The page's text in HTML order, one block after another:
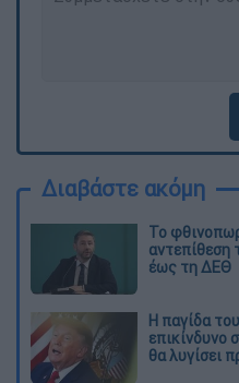
Διαβάστε ακόμη
Το
αντεπίθεση
έως τη ΔΕΘ
Η παγίδα
επικίνδυνο
θα λυγίσει